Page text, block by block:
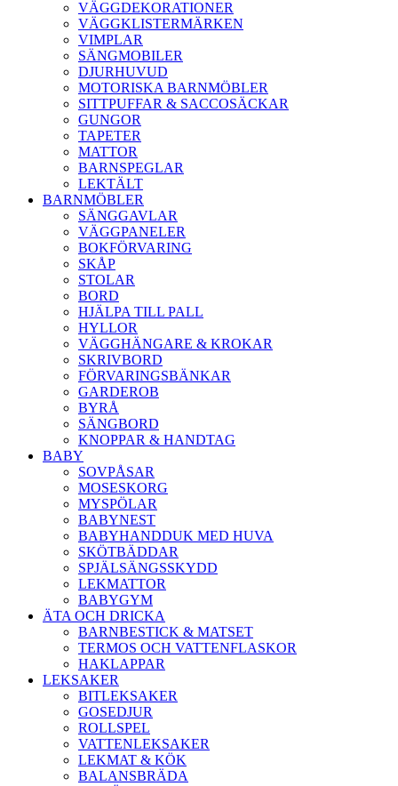
VÄGGDEKORATIONER
VÄGGKLISTERMÄRKEN
VIMPLAR
SÄNGMOBILER
DJURHUVUD
MOTORISKA BARNMÖBLER
SITTPUFFAR & SACCOSÄCKAR
GUNGOR
TAPETER
MATTOR
BARNSPEGLAR
LEKTÄLT
BARNMÖBLER
SÄNGGAVLAR
VÄGGPANELER
BOKFÖRVARING
SKÅP
STOLAR
BORD
HJÄLPA TILL PALL
HYLLOR
VÄGGHÄNGARE & KROKAR
SKRIVBORD
FÖRVARINGSBÄNKAR
GARDEROB
BYRÅ
SÄNGBORD
KNOPPAR & HANDTAG
BABY
SOVPÅSAR
MOSESKORG
MYSPÖLAR
BABYNEST
BABYHANDDUK MED HUVA
SKÖTBÄDDAR
SPJÄLSÄNGSSKYDD
LEKMATTOR
BABYGYM
ÄTA OCH DRICKA
BARNBESTICK & MATSET
TERMOS OCH VATTENFLASKOR
HAKLAPPAR
LEKSAKER
BITLEKSAKER
GOSEDJUR
ROLLSPEL
VATTENLEKSAKER
LEKMAT & KÖK
BALANSBRÄDA